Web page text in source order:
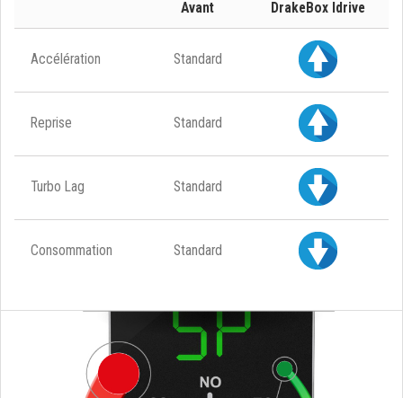
Avant DrakeBox Idrive
Accélération Standard
Reprise Standard
Turbo Lag Standard
Consommation Standard